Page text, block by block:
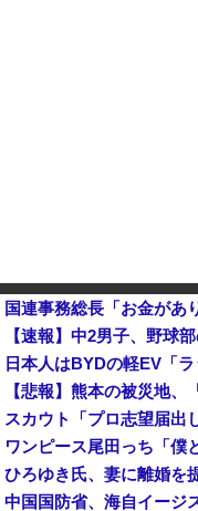
ひろゆき氏、妻に離婚を